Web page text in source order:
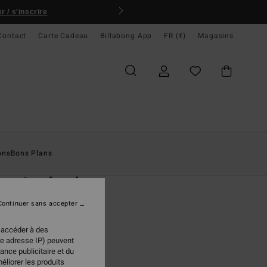
/ s'inscrire
Carte Cadeau Billabong App FR (€) Magasins
Bons Plans
Layback
de bain Beige Homme
€
à des
adresse IP) peuvent
publicitaire et du
les produits
sans accepter